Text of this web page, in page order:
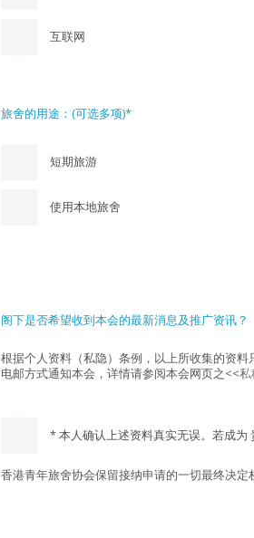
互联网
旅舍的用途：(可选多项)*
短期旅游
使用本地旅舍
阁下是否希望收到本会的最新消息及推广资讯？
根据个人资料（私隐）条例，以上所收集的资
电邮方式通知本会，详情请参阅本会网页之<<私
* 本人确认上述资料真实无误。若成为
香港青年旅舍协会保留接纳申请的一切最终决定